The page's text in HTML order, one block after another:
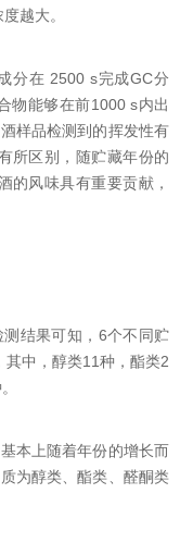
越大。
分在 2500 s完成GC分
物能够在前1000 s内出
样品检测到的挥发性有
所区别，随贮藏年份的
的风味具有重要贡献，
结果可知，6个不同贮
中，醇类11种，酯类2
本上随着年份的增长而
为醇类、酯类、醛酮类